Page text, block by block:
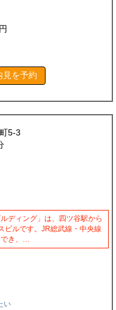
円
見を予約
5-3
ディング」は、四ツ谷駅から
ビルです。JR総武線・中央線
き、…
い